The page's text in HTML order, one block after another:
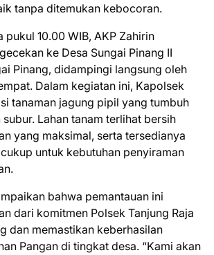
tanpa ditemukan kebocoran.
pukul 10.00 WIB, AKP Zahirin
ke Desa Sungai Pinang II
Pinang, didampingi langsung oleh
Dalam kegiatan ini, Kapolsek
tanaman jagung pipil yang tumbuh
Lahan tanam terlihat bersih
yang maksimal, serta tersedianya
untuk kebutuhan penyiraman
bahwa pemantauan ini
dari komitmen Polsek Tanjung Raja
dan memastikan keberhasilan
Pangan di tingkat desa. “Kami akan